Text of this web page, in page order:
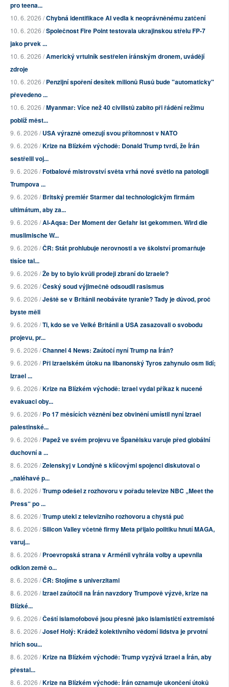
pro teena...
10. 6. 2026 /Chybná identifikace AI vedla k neoprávněnému zatčení
10. 6. 2026 /Společnost Fire Point testovala ukrajinskou střelu FP-7
jako prvek ...
10. 6. 2026 /Americký vrtulník sestřelen íránským dronem, uvádějí
zdroje
10. 6. 2026 /Penzijní spoření desítek milionů Rusů bude "automaticky"
převedeno ...
10. 6. 2026 /Myanmar: Více než 40 civilistů zabito při řádění režimu
poblíž měst...
9. 6. 2026 /USA výrazně omezují svou přítomnost v NATO
9. 6. 2026 /Krize na Blízkém východě: Donald Trump tvrdí, že Írán
sestřelil voj...
9. 6. 2026 /Fotbalové mistrovství světa vrhá nové světlo na patologii
Trumpova ...
9. 6. 2026 /Britský premiér Starmer dal technologickým firmám
ultimátum, aby za...
9. 6. 2026 /Al-Aqsa: Der Moment der Gefahr ist gekommen. Wird die
muslimische W...
9. 6. 2026 /ČR: Stát prohlubuje nerovnosti a ve školství promarňuje
tisíce tal...
9. 6. 2026 /Že by to bylo kvůli prodeji zbraní do Izraele?
9. 6. 2026 /Český soud výjimečně odsoudil rasismus
9. 6. 2026 /Ještě se v Británii neobáváte tyranie? Tady je důvod, proč
byste měli
9. 6. 2026 /Ti, kdo se ve Velké Británii a USA zasazovali o svobodu
projevu, pr...
9. 6. 2026 /Channel 4 News: Zaútočí nyní Trump na Írán?
9. 6. 2026 /Při izraelském útoku na libanonský Tyros zahynulo osm lidí;
Izrael ...
9. 6. 2026 /Krize na Blízkém východě: Izrael vydal příkaz k nucené
evakuaci oby...
9. 6. 2026 /Po 17 měsících věznění bez obvinění umístil nyní Izrael
palestinské...
9. 6. 2026 /Papež ve svém projevu ve Španělsku varuje před globální
duchovní a ...
8. 6. 2026 /Zelenskyj v Londýně s klíčovými spojenci diskutoval o
„naléhavé p...
8. 6. 2026 /Trump odešel z rozhovoru v pořadu televize NBC „Meet the
Press“ po ...
8. 6. 2026 /Trump utekl z televizního rozhovoru a chystá puč
8. 6. 2026 /Silicon Valley včetně firmy Meta přijalo politiku hnutí MAGA,
varuj...
8. 6. 2026 /Proevropská strana v Arménii vyhrála volby a upevnila
odklon země o...
8. 6. 2026 /ČR: Stojíme s univerzitami
8. 6. 2026 /Izrael zaútočil na Írán navzdory Trumpově výzvě, krize na
Blízké...
9. 6. 2026 /Čeští islamofobové jsou přesně jako islamističtí extremisté
8. 6. 2026 /Josef Holý: Krádež kolektivního vědomí lidstva je prvotní
hřích sou...
8. 6. 2026 /Krize na Blízkém východě: Trump vyzývá Izrael a Írán, aby
přestal...
8. 6. 2026 /Krize na Blízkém východě: Írán oznamuje ukončení útoků